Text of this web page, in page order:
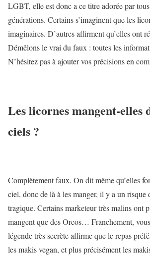
LGBT, elle est donc a ce titre adorée par
générations. Certains s’imaginent que les
imaginaires. D’autres affirment qu’elles ont
Démêlons le vrai du faux : toutes les
N’hésitez pas à ajouter vos précisions en
Les licornes mangent-elles
ciels ?
Complètement faux. On dit même qu’elles
ciel, donc de là à les manger, il y a un risque
tragique. Certains marketeur très malins ont
mangent que des Oreos… Franchement,
légende très secrète affirme que le repas
les makis vegan, et plus précisément les